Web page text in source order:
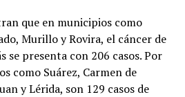
que en municipios como
Murillo y Rovira, el cáncer de
se presenta con 206 casos. Por
como Suárez, Carmen de
y Lérida, son 129 casos de